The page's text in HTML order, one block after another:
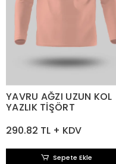
YAVRU AĞZI UZUN KOL
YAZLIK TİŞÖRT
290.82 TL + KDV
Sepete Ekle